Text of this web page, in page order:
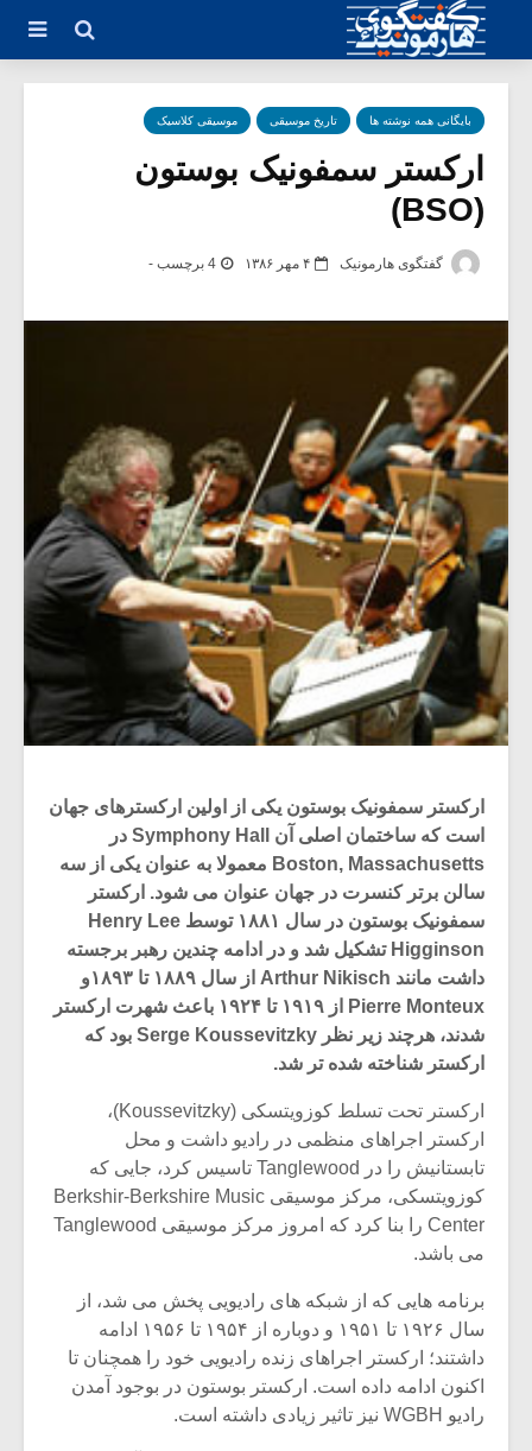
بایگانی همه نوشته ها تاریخ موسیقی موسیقی کلاسیک
ارکستر سمفونیک بوستون
(BSO)
گفتگوی هارمونیک ۴ مهر ۱۳۸۶ 4 برچسب -
ارکستر سمفونیک بوستون یکی از اولین ارکسترهای جهان
است که ساختمان اصلی آن Symphony Hall در
Boston, Massachusetts معمولا به عنوان یکی از سه
سالن برتر کنسرت در جهان عنوان می شود. ارکستر
سمفونیک بوستون در سال ۱۸۸۱ توسط Henry Lee
Higginson تشکیل شد و در ادامه چندین رهبر برجسته
داشت مانند Arthur Nikisch از سال ۱۸۸۹ تا ۱۸۹۳و
Pierre Monteux از ۱۹۱۹ تا ۱۹۲۴ باعث شهرت ارکستر
شدند، هرچند زیر نظر Serge Koussevitzky بود که
ارکستر شناخته شده تر شد.
ارکستر تحت تسلط کوزویتسکی (Koussevitzky)،
ارکستر اجراهای منظمی در رادیو داشت و محل
تابستانیش را در Tanglewood تاسیس کرد، جایی که
کوزویتسکی، مرکز موسیقی Berkshir-Berkshire Music
Center را بنا کرد که امروز مرکز موسیقی Tanglewood
می باشد.
برنامه هایی که از شبکه های رادیویی پخش می شد، از
سال ۱۹۲۶ تا ۱۹۵۱ و دوباره از ۱۹۵۴ تا ۱۹۵۶ ادامه
داشتند؛ ارکستر اجراهای زنده رادیویی خود را همچنان تا
اکنون ادامه داده است. ارکستر بوستون در بوجود آمدن
رادیو WGBH نیز تاثیر زیادی داشته است.
میکلوش روژا